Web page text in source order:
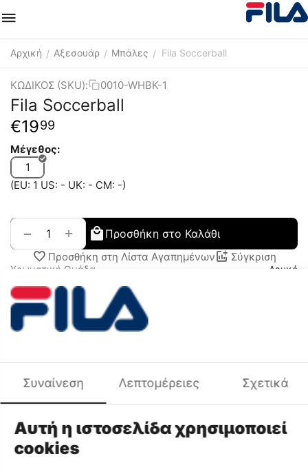
Αρχική / Αξεσουάρ / Μπάλες / Fila Soccerball
ΚΩΔΙΚΟΣ (SKU): 0010-WHBK-1
Fila Soccerball
€1999
Μέγεθος:
1
(EU: 1 US: - UK: - CM: -)
+
− Προσθήκη στο Καλάθι
Προσθήκη στη Λίστα Αγαπημένων Σύγκριση
Χρωματική Ομάδα
Λευκό
Χαρακτηριστικά
Κωδικός MPN
0010-WHBK
Μέγεθος
1
Κωδικός Χρώματος
Συναίνεση Λεπτομέρειες Σχετικά
Αυτή η ιστοσελίδα χρησιμοποιεί
cookies